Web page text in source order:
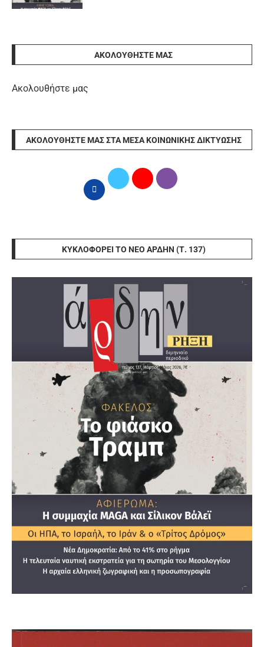
ΑΚΟΛΟΥΘΉΣΤΕ ΜΑΣ
Ακολουθήστε μας
ΑΚΟΛΟΥΘΉΣΤΕ ΜΑΣ ΣΤΑ ΜΈΣΑ ΚΟΙΝΩΝΙΚΉΣ ΔΙΚΤΎΩΣΗΣ
ΚΥΚΛΟΦΟΡΕΊ ΤΟ ΝΈΟ ΆΡΔΗΝ (Τ. 137)